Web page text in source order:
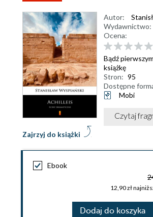
Zajrzyj do książki
Autor:
Wydawnictwo:
Ocena:
Bądź
książkę
Stron: 95
Dostępne
Mobi
Czytaj
Ebook
12,90 zł
Dodaj do koszyka